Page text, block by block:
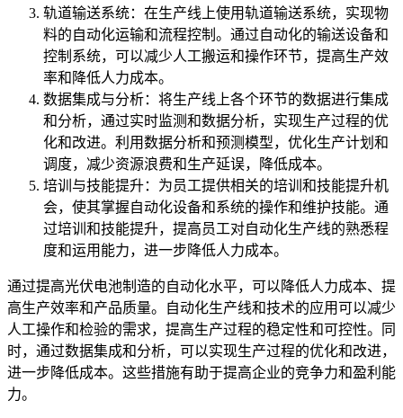
轨道输送系统：在生产线上使用轨道输送系统，实现物
料的自动化运输和流程控制。通过自动化的输送设备和
控制系统，可以减少人工搬运和操作环节，提高生产效
率和降低人力成本。
数据集成与分析：将生产线上各个环节的数据进行集成
和分析，通过实时监测和数据分析，实现生产过程的优
化和改进。利用数据分析和预测模型，优化生产计划和
调度，减少资源浪费和生产延误，降低成本。
培训与技能提升：为员工提供相关的培训和技能提升机
会，使其掌握自动化设备和系统的操作和维护技能。通
过培训和技能提升，提高员工对自动化生产线的熟悉程
度和运用能力，进一步降低人力成本。
通过提高光伏电池制造的自动化水平，可以降低人力成本、提
高生产效率和产品质量。自动化生产线和技术的应用可以减少
人工操作和检验的需求，提高生产过程的稳定性和可控性。同
时，通过数据集成和分析，可以实现生产过程的优化和改进，
进一步降低成本。这些措施有助于提高企业的竞争力和盈利能
力。